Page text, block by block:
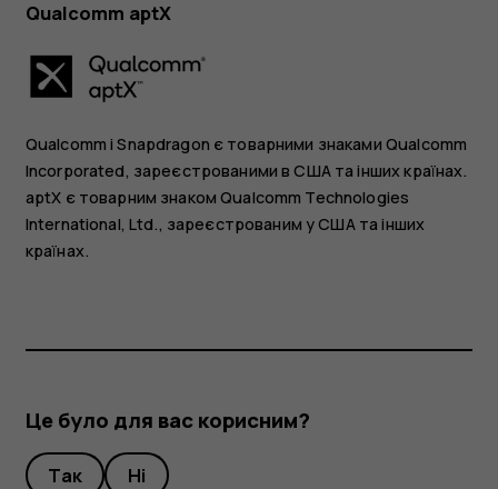
Qualcomm aptX
Qualcomm і Snapdragon є товарними знаками Qualcomm
Incorporated, зареєстрованими в США та інших країнах.
aptX є товарним знаком Qualcomm Technologies
International, Ltd., зареєстрованим у США та інших
країнах.
Це було для вас корисним?
Так Ні